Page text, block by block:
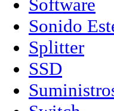
Software
Sonido
Splitter
SSD